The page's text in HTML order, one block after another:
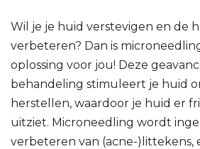
Wil je je huid verstevigen en de
verbeteren? Dan is
oplossing voor jou! Deze
behandeling stimuleert je huid
herstellen, waardoor je huid er
uitziet. Microneedling wordt
verbeteren van (acne-)littekens,